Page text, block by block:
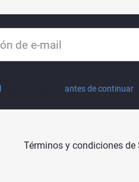
antes de continuar
Términos y condiciones de